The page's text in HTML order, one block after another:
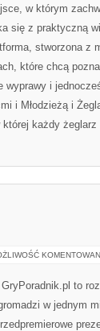
w którym
się z praktyczną
stworzona z
które chcą
wyprawy i
i Młodzieżą i
każdy
GryPoradnik.pl to
w jednym